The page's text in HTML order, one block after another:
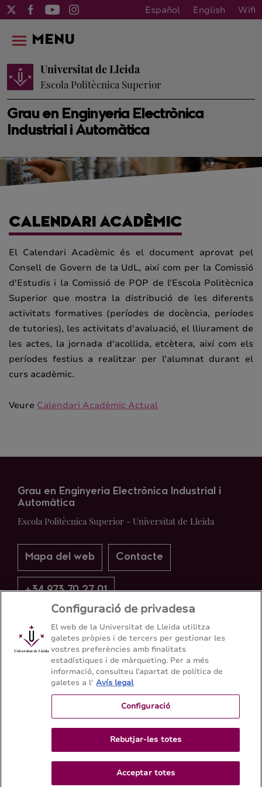
Español English Wifi
Grau en Enginyeria Electrònica
Industrial i Automàtica
Universitat de Lleida
Escola Politècnica Superior
MENU
CALENDARI ACADÈMIC
El Calendari Acadèmic és el document aprovat pel
Consell de Govern de la UdL, així com per la Comissió
d'Estudis i la Comissió de POP de l'Escola Politècnica
Superior que mostra la distribució de les diferents
activitats formatives (períodes de docència, períodes
de tutories), les activitats d'avaluació, el lliurament de
les actes, la jornada d'acollida, etcètera, així com els
períodes festius a realitzar per l'alumnat durant el
curs acadèmic.
Veure Calendari Acadèmic Actual
Grau en Enginyeria Electrònica Industrial i
Automàtica
Escola Politècnica Superior - Universitat de Lleida
Mapa del web Contacte
+34 973 70 27 01
Configuració de privadesa
El web de la Universitat de Lleida utilitza
galetes pròpies i de tercers per gestionar les
vostres preferències amb finalitats
estadístiques i de màrqueting. Per a més
informació, consulteu l’apartat de política de
galetes a l' Avís legal
Configuració
Rebutjar-les totes
Acceptar totes